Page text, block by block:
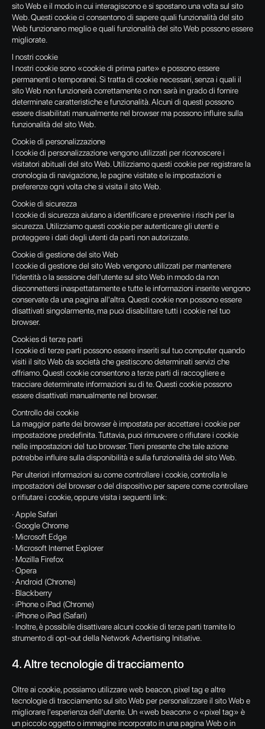
sito Web e il modo in cui interagiscono e si spostano una volta sul sito
Web. Questi cookie ci consentono di sapere quali funzionalità del sito
Web funzionano meglio e quali funzionalità del sito Web possono essere
migliorate.
I nostri cookie
I nostri cookie sono «cookie di prima parte» e possono essere
permanenti o temporanei. Si tratta di cookie necessari, senza i quali il
sito Web non funzionerà correttamente o non sarà in grado di fornire
determinate caratteristiche e funzionalità. Alcuni di questi possono
essere disabilitati manualmente nel browser ma possono influire sulla
funzionalità del sito Web.
Cookie di personalizzazione
I cookie di personalizzazione vengono utilizzati per riconoscere i
visitatori abituali del sito Web. Utilizziamo questi cookie per registrare la
cronologia di navigazione, le pagine visitate e le impostazioni e
preferenze ogni volta che si visita il sito Web.
Cookie di sicurezza
I cookie di sicurezza aiutano a identificare e prevenire i rischi per la
sicurezza. Utilizziamo questi cookie per autenticare gli utenti e
proteggere i dati degli utenti da parti non autorizzate.
Cookie di gestione del sito Web
I cookie di gestione del sito Web vengono utilizzati per mantenere
l'identità o la sessione dell'utente sul sito Web in modo da non
disconnettersi inaspettatamente e tutte le informazioni inserite vengono
conservate da una pagina all'altra. Questi cookie non possono essere
disattivati singolarmente, ma puoi disabilitare tutti i cookie nel tuo
browser.
Cookies di terze parti
I cookie di terze parti possono essere inseriti sul tuo computer quando
visiti il sito Web da società che gestiscono determinati servizi che
offriamo. Questi cookie consentono a terze parti di raccogliere e
tracciare determinate informazioni su di te. Questi cookie possono
essere disattivati manualmente nel browser.
Controllo dei cookie
La maggior parte dei browser è impostata per accettare i cookie per
impostazione predefinita. Tuttavia, puoi rimuovere o rifiutare i cookie
nelle impostazioni del tuo browser. Tieni presente che tale azione
potrebbe influire sulla disponibilità e sulla funzionalità del sito Web.
Per ulteriori informazioni su come controllare i cookie, controlla le
impostazioni del browser o del dispositivo per sapere come controllare
o rifiutare i cookie, oppure visita i seguenti link:
· Apple Safari
· Google Chrome
· Microsoft Edge
· Microsoft Internet Explorer
· Mozilla Firefox
· Opera
· Android (Chrome)
· Blackberry
· iPhone o iPad (Chrome)
· iPhone o iPad (Safari)
· Inoltre, è possibile disattivare alcuni cookie di terze parti tramite lo
strumento di opt-out della Network Advertising Initiative.
4. Altre tecnologie di tracciamento
Oltre ai cookie, possiamo utilizzare web beacon, pixel tag e altre
tecnologie di tracciamento sul sito Web per personalizzare il sito Web e
migliorare l'esperienza dell'utente. Un «web beacon» o «pixel tag» è
un piccolo oggetto o immagine incorporato in una pagina Web o in